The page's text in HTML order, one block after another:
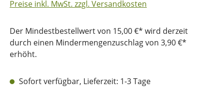
Preise inkl. MwSt. zzgl. Versandkosten
Der Mindestbestellwert von 15,00 €* wird derzeit
durch einen Mindermengenzuschlag von 3,90 €*
erhöht.
Sofort verfügbar, Lieferzeit: 1-3 Tage